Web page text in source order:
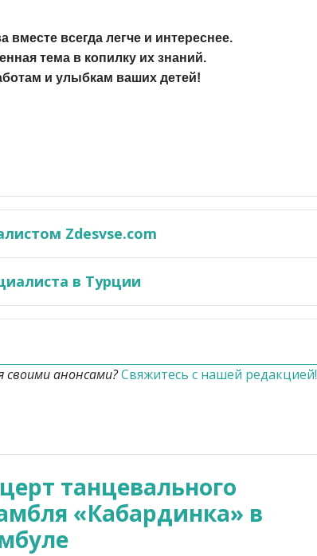
вместе всегда легче и интереснее.
тема в копилку их знаний.
и улыбкам ваших детей!
Zdesvse.com
в Турции
анонсами?Свяжитесь с нашей редакцией!
танцевального
«Кабардинка» в